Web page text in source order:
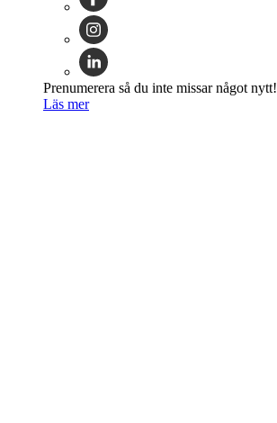
Prenumerera så du inte missar något nytt!
Läs mer